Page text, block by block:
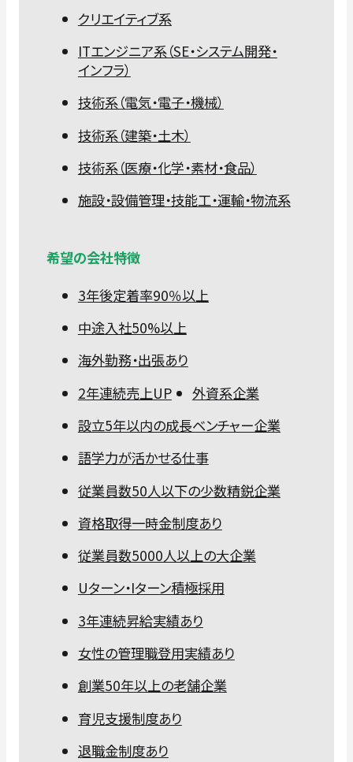
クリエイティブ系
ITエンジニア系（SE・システム開発・
インフラ）
技術系（電気・電子・機械）
技術系（建築・土木）
技術系（医療・化学・素材・食品）
施設・設備管理・技能工・運輸・物流系
希望の会社特徴
3年後定着率90％以上
中途入社50%以上
海外勤務・出張あり
2年連続売上UP
外資系企業
設立5年以内の成長ベンチャー企業
語学力が活かせる仕事
従業員数50人以下の少数精鋭企業
資格取得一時金制度あり
従業員数5000人以上の大企業
Uターン・Iターン積極採用
3年連続昇給実績あり
女性の管理職登用実績あり
創業50年以上の老舗企業
育児支援制度あり
退職金制度あり